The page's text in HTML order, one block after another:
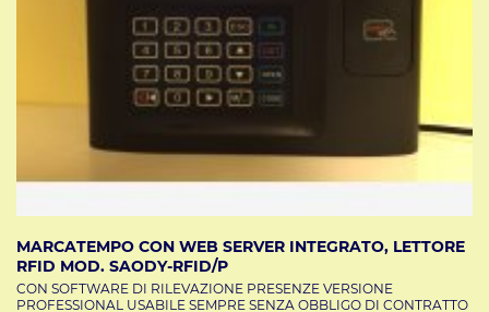
MARCATEMPO CON WEB SERVER INTEGRATO, LETTORE
RFID MOD. SAODY-RFID/P
CON SOFTWARE DI RILEVAZIONE PRESENZE VERSIONE
PROFESSIONAL USABILE SEMPRE SENZA OBBLIGO DI CONTRATTO